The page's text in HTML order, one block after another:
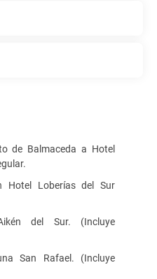
de Balmaceda a Hotel
Hotel Loberías del Sur
del Sur. (Incluye
San Rafael. (Incluye